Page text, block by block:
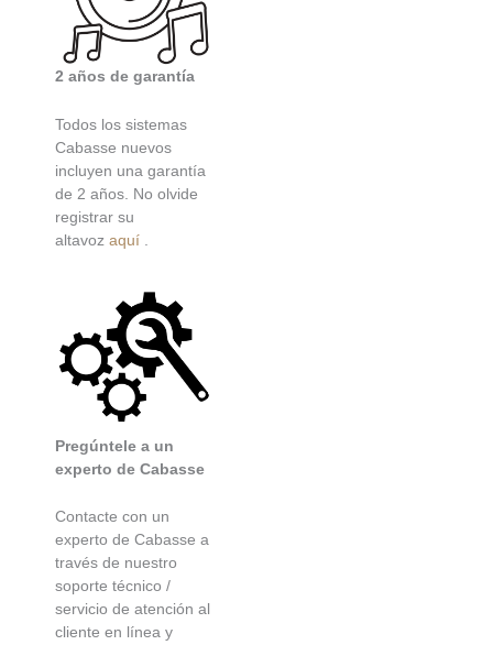
2 años de garantía
Todos los sistemas
Cabasse nuevos
incluyen una garantía
de 2 años. No olvide
registrar su
altavoz aquí
Pregúntele a un
experto de Cabasse
Contacte con un
experto de Cabasse a
través de nuestro
soporte técnico /
servicio de atención al
cliente en línea y